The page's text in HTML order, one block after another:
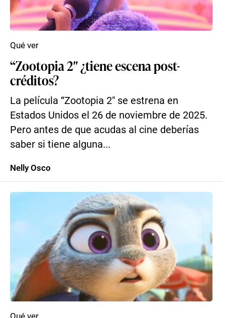
“Zootopia 2″ ¿tiene escena post-
créditos?
La película “Zootopia 2″ se estrena en
Estados Unidos el 26 de noviembre de 2025.
Pero antes de que acudas al cine deberías
saber si tiene alguna...
Qué ver
Nelly Osco
Qué ver